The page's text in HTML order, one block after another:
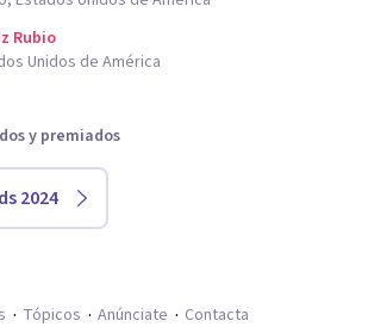
Rubio
Unidos de América
y premiados
2024
Tópicos Anúnciate Contacta